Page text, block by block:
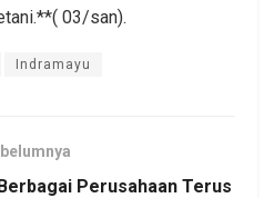
03/san).
Indramayu
Perusahaan Terus